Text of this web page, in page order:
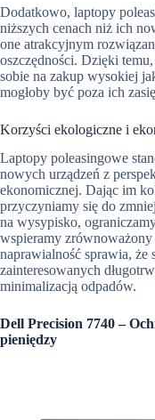
Dodatkowo, laptopy
niższych cenach niż ich
one atrakcyjnym
oszczędności. Dzięki
sobie na zakup wysokiej
mogłoby być poza ich
Korzyści ekologiczne i
Laptopy poleasingowe
nowych urządzeń z
ekonomicznej. Dając im
przyczyniamy się do
na wysypisko,
wspieramy zrównoważony
naprawialność sprawia, że
zainteresowanych
minimalizacją odpadów.
Dell Precision 7740 –
pieniędzy